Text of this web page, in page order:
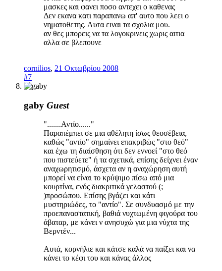
μασκες και φανει ποσο αντεχει ο καθενας
Δεν εκανα κατι παραπανω απ' αυτο που λεει ο
νηματοθετης. Αυτα ειναι τα σχολια μου.
αν θες μπορεις να τα λογοκρινεις χωρις αιτια
αλλα σε βλεπουνε
cornilios, 21 Οκτωβρίου 2008
#7
gaby Guest
".......Αντίο......"
Παραπέμπει σε μια αθέλητη ίσως θεοσέβεια,
καθώς "αντίο" σημαίνει επακριβώς "στο θεό"
και έχω τη διαίσθηση ότι δεν εννοεί "στο θεό
που πιστεύετε" ή τα σχετικά, επίσης δείχνει έναν
αναχωρητισμό, άσχετα αν η αναχώρηση αυτή
μπορεί να είναι το κρύψιμο πίσω από μια
κουρτίνα, ενός διακριτικά γελαστού (;
)προσώπου. Επίσης βγάζει και κάτι
μυστηριώδες, το "αντίο". Σε συνδυασμό με την
προεπαναστατική, βαθιά νυχτωμένη φιγούρα του
άβαταρ, με κάνει ν ανησυχώ για μια νύχτα της
Βερντέν...
Αυτά, κορνήλιε και κάτσε καλά να παίξει και να
κάνει το κέφι του και κάνας άλλος